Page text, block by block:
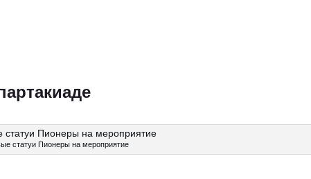
статуи Пионеры на мероприятие